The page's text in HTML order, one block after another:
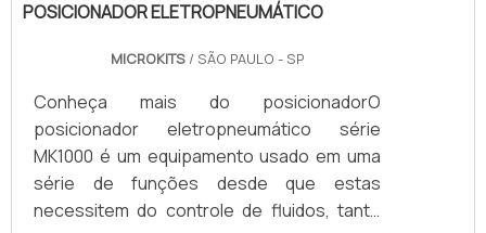
POSICIONADOR ELETROPNEUMÁTICO
MICROKITS/ SÃO PAULO - SP
Conheça mais do posicionadorO
posicionador eletropneumático série
MK1000 é um equipamento usado em uma
série de funções desde que estas
necessitem do controle de fluidos, tanto